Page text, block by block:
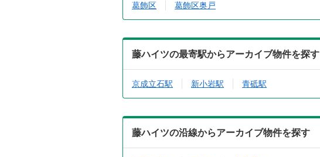
葛飾区 葛飾区奥戸
藤ハイツの最寄駅からアーカイブ物件を探す
京成立石駅 新小岩駅 青砥駅
藤ハイツの沿線からアーカイブ物件を探す